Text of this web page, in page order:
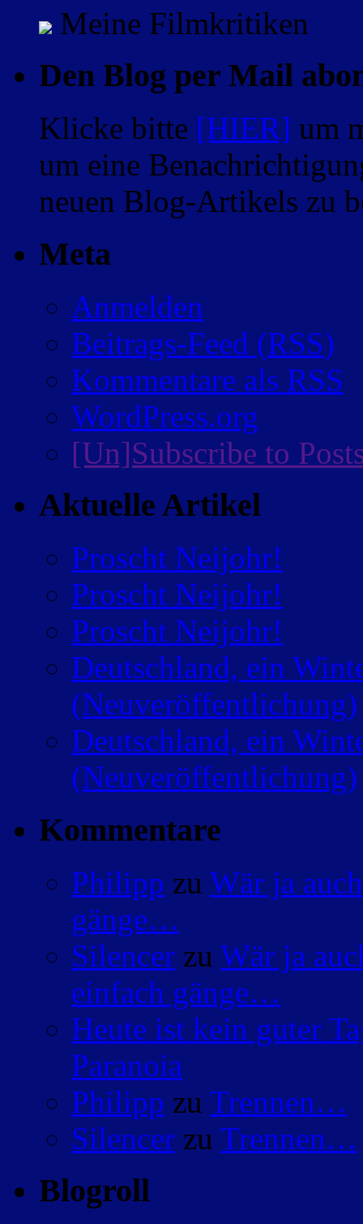
Meine Filmkritiken
Den Blog per Mail
Klicke bitte [HIER] um
um eine
neuen Blog-Artikels zu
Meta
Anmelden
Beitrags-Feed (RSS)
Kommentare als RSS
WordPress.org
[Un]Subscribe to
Aktuelle Artikel
Proscht Neijohr!
Proscht Neijohr!
Proscht Neijohr!
Deutschland, ein
(Neuveröffentlichung)
Deutschland, ein
(Neuveröffentlichung)
Kommentare
Philipp zu Wär ja
gänge…
Silencer zu Wär ja
einfach gänge…
Heute ist kein guter
Paranoia
Philipp zu Trennen…
Silencer zu Trennen…
Blogroll